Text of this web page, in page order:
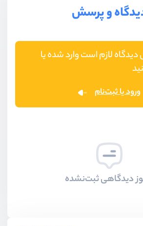
و پرسش
دیدگاه لازم است وارد شده یا
ورود یا ثبت‌نام
دیدگاهی ثبت‌نشده